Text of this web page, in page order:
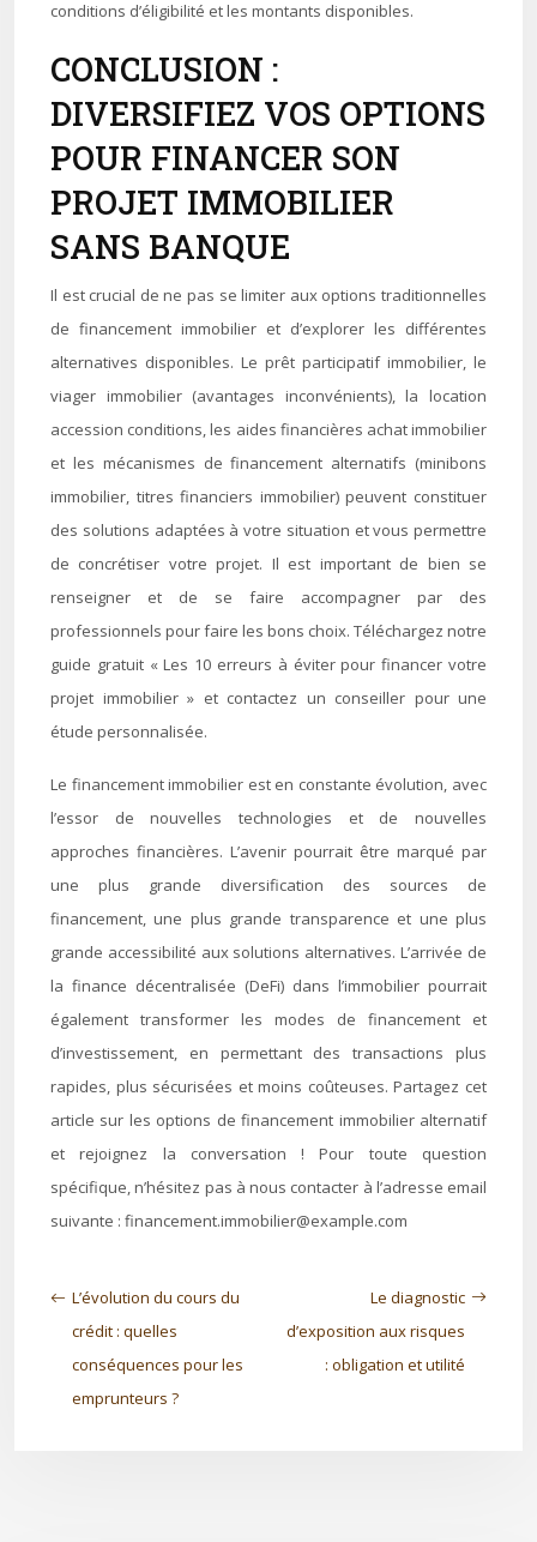
conditions d’éligibilité et les montants disponibles.
CONCLUSION :
DIVERSIFIEZ VOS OPTIONS
POUR FINANCER SON
PROJET IMMOBILIER
SANS BANQUE
Il est crucial de ne pas se limiter aux options traditionnelles
de financement immobilier et d’explorer les différentes
alternatives disponibles. Le prêt participatif immobilier, le
viager immobilier (avantages inconvénients), la location
accession conditions, les aides financières achat immobilier
et les mécanismes de financement alternatifs (minibons
immobilier, titres financiers immobilier) peuvent constituer
des solutions adaptées à votre situation et vous permettre
de concrétiser votre projet. Il est important de bien se
renseigner et de se faire accompagner par des
professionnels pour faire les bons choix. Téléchargez notre
guide gratuit « Les 10 erreurs à éviter pour financer votre
projet immobilier » et contactez un conseiller pour une
étude personnalisée.
Le financement immobilier est en constante évolution, avec
l’essor de nouvelles technologies et de nouvelles
approches financières. L’avenir pourrait être marqué par
une plus grande diversification des sources de
financement, une plus grande transparence et une plus
grande accessibilité aux solutions alternatives. L’arrivée de
la finance décentralisée (DeFi) dans l’immobilier pourrait
également transformer les modes de financement et
d’investissement, en permettant des transactions plus
rapides, plus sécurisées et moins coûteuses. Partagez cet
article sur les options de financement immobilier alternatif
et rejoignez la conversation ! Pour toute question
spécifique, n’hésitez pas à nous contacter à l’adresse email
suivante : financement.immobilier@example.com
L’évolution du cours du
crédit : quelles
conséquences pour les
emprunteurs ?
Le diagnostic
d’exposition aux risques
: obligation et utilité